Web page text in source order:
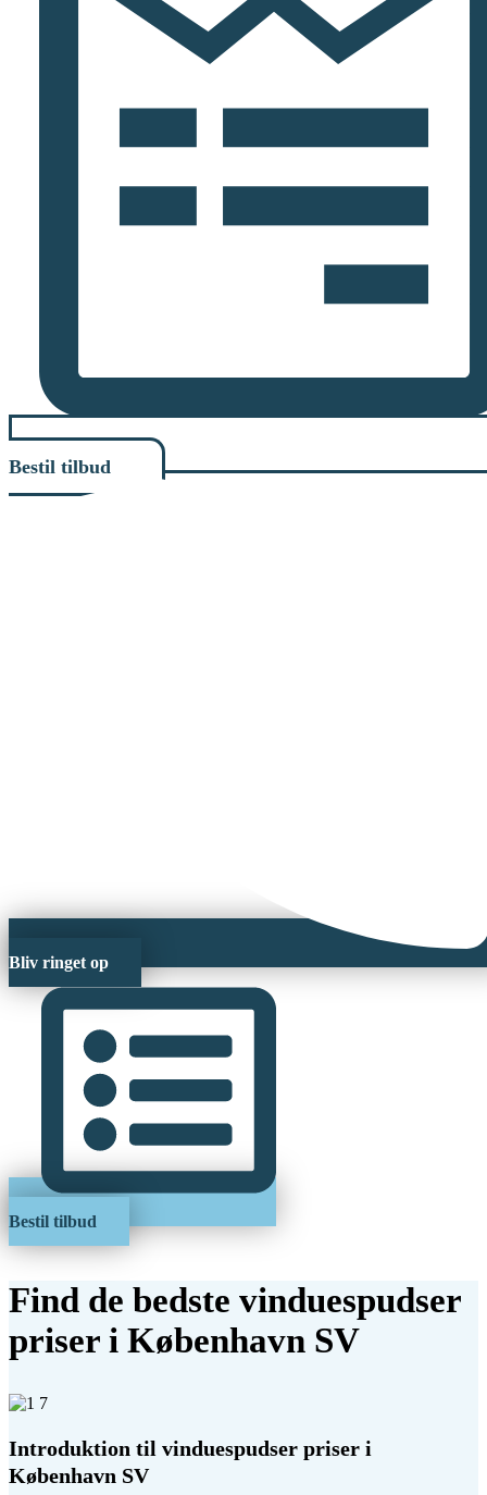
Bestil tilbud
Bliv ringet op
Bestil tilbud
Find de bedste vinduespudser
priser i København SV
Introduktion til vinduespudser priser i
København SV